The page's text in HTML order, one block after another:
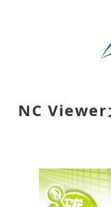
NC Viewer